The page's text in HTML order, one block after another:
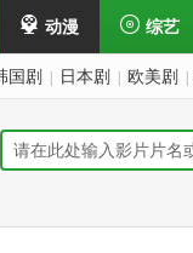
动漫 综艺
国剧 日本剧 欧美剧